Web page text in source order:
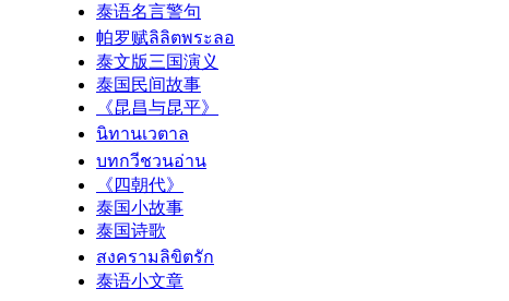
泰语名言警句
帕罗赋ลิลิตพระลอ
泰文版三国演义
泰国民间故事
《昆昌与昆平》
นิทานเวตาล
บทกวีชวนอ่าน
《四朝代》
泰国小故事
泰国诗歌
สงครามลิขิตรัก
泰语小文章